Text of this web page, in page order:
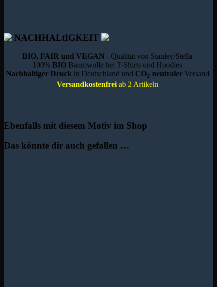
NACHHALtIGKEIT
BIO, FAIR und VEGAN - Qualität von Stanley/Stella
100%BIO Baumwolle bei T-Shirts und Hoodies
Nachhaltiger Druck in Deutschland und CO2 neutraler Versand
Versandkostenfreiab 2 Artikeln
Ebenfalls mit diesem Motiv im Shop
Das könnte dir auch gefallen …